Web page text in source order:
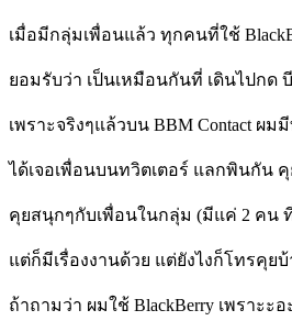
เมื่อมีกลุ่มเพื่อนแล้ว ทุกคนที่ใช้
ยอมรับว่า เป็นเหมือนกันที่ เดินไปกด
เพราะจริงๆแล้วบน BBM Contact ผ
ได้เจอเพื่อนบนทวิตเตอร์ แลกพินกัน
คุยสนุกๆกับเพื่อนในกลุ่ม (มีแค่ 2 คน ที่
แต่ก็มีเรื่องงานด้วย แต่ยังไงก็โทรคุย
ถ้าถามว่า ผมใช้ BlackBerry เพราะะ